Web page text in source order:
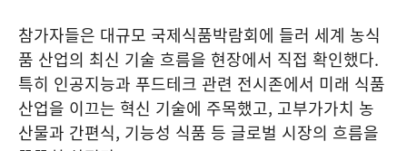
참가자들은 대규모 국제식품박람회에 들러 세계 농식
품 산업의 최신 기술 흐름을 현장에서 직접 확인했다.
특히 인공지능과 푸드테크 관련 전시존에서 미래 식품
산업을 이끄는 혁신 기술에 주목했고, 고부가가치 농
산물과 간편식, 기능성 식품 등 글로벌 시장의 흐름을